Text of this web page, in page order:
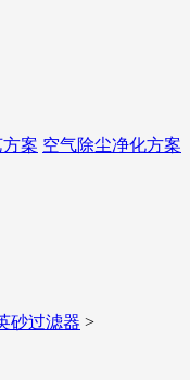
案 空气除尘净化方案
砂过滤器 >